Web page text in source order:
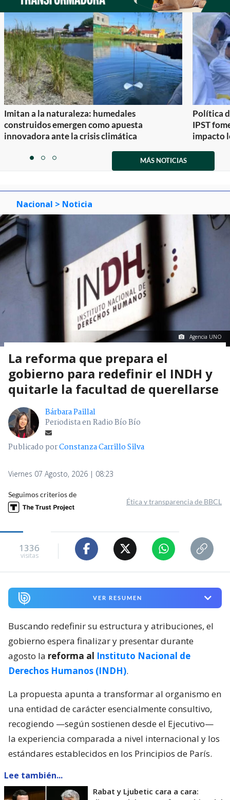
Imitan a la naturaleza: humedales
construidos emergen como apuesta
innovadora ante la crisis climática
Política
IPST
impacto
itemitemitem
MÁS NOTICIAS
Nacional > Noticia
Agencia UNO
La reforma que prepara el
gobierno para redefinir el INDH y
quitarle la facultad de querellarse
Bárbara Paillal
Periodista en Radio Bío Bío
Publicado porConstanza Carrillo Silva
Viernes 07 Agosto, 2026 | 08:23
Seguimos criterios de
Ética y transparencia de BBCL
1336
visitas
VER RESUMEN
Buscando redefinir su estructura y atribuciones, el
gobierno espera finalizar y presentar durante
agosto la reforma al Instituto Nacional de
Derechos Humanos (INDH).
La propuesta apunta a transformar al organismo en
una entidad de carácter esencialmente consultivo,
recogiendo —según sostienen desde el Ejecutivo—
la experiencia comparada a nivel internacional y los
estándares establecidos en los Principios de París.
Lee también...
Rabat y Ljubetic cara a cara: